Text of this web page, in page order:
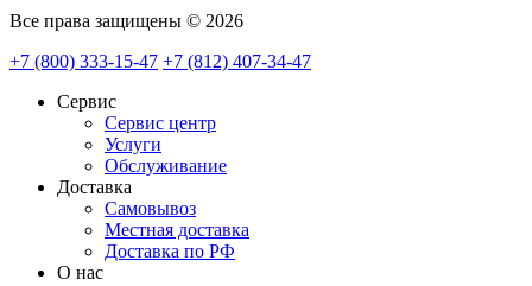
Все права защищены © 2026
+7 (800) 333-15-47 +7 (812) 407-34-47
Сервис
Сервис центр
Услуги
Обслуживание
Доставка
Самовывоз
Местная доставка
Доставка по РФ
О нас